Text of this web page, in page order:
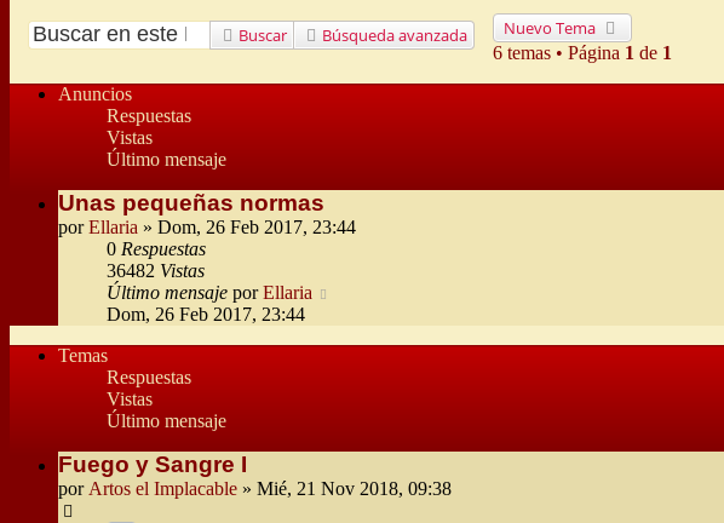
Nuevo Tema
Buscar Búsqueda avanzada
6 temas • Página 1 de 1
Anuncios
Respuestas
Vistas
Último mensaje
Unas pequeñas normas
porEllaria » Dom, 26 Feb 2017, 23:44
0 Respuestas
36482 Vistas
Último mensaje porEllaria
Dom, 26 Feb 2017, 23:44
Temas
Respuestas
Vistas
Último mensaje
Fuego y Sangre I
por Artos el Implacable » Mié, 21 Nov 2018, 09:38